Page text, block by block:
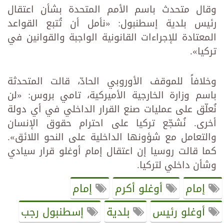
وقال متحدث باسم الأمم المتحدة بشأن اعتقال
رئيس بلدية إسطنبول: «نأمل أن تُتبع القواعد
المعتادة للإجراءات القانونية الواجبة والقوانين في
تركيا».
وخلافاً للموقف الأوروبي الحادّ، قالت المتحدثة
باسم وزارة الخارجية الأميركية، تامي بروس: «لن
نُعلّق على عمليات صنع القرار الداخلي في أي دولة
أخرى. نُشجّع تركيا على احترام حقوق الإنسان
والتعامل مع شؤونها الداخلية على النحو اللائق».
كما قالت روسيا إن اعتقال إمام أوغلو قرار سيادي
وشأن داخلي لتركيا.
إمام أوغلو أكرم
إمام
أوغلو رئيس
بلدية
إسطنبول رجب